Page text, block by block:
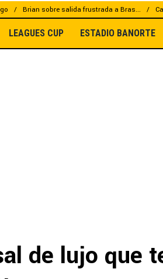
Brian sobre salida frustrada a Bras...
LEAGUES CUP ESTADIO BANORTE
de lujo que